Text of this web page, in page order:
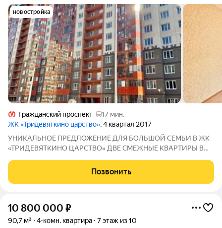
новостройка
Гражданский проспект
17 мин.
ЖК «Тридевяткино царство», 4 квартал 2017
УНИКАЛЬНОЕ ПРЕДЛОЖЕНИЕ ДЛЯ БОЛЬШОЙ СЕМЬИ В ЖК
«ТРИДЕВЯТКИНО ЦАРСТВО» ДВЕ СМЕЖНЫЕ КВАРТИРЫ В
смежные квартиры в г. Мурино, Шоссе в Лаврики, д.76.
Квартиры 3-комнатная и 1-комнатная, площадью 87,1 кв.м. и
Позвонить
10 800 000 ₽
90,7 м² 4-комн. квартира 7 этаж из 10